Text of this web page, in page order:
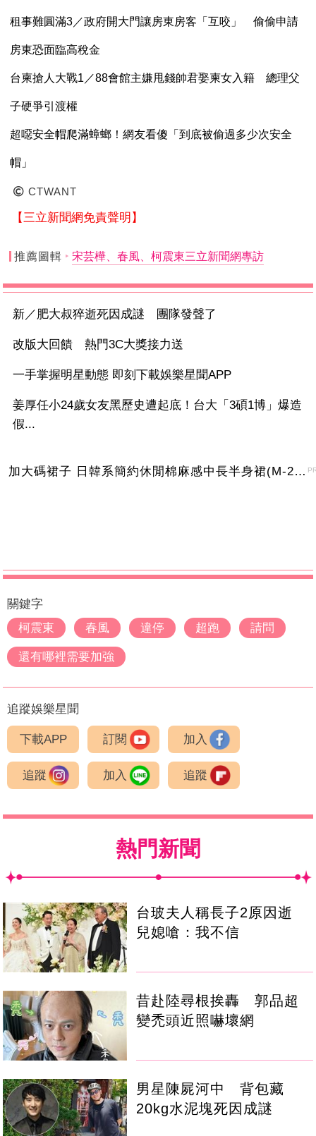
租事難圓滿3／政府開大門讓房東房客「互咬」 偷偷申請
房東恐面臨高稅金
台柬搶人大戰1／88會館主嫌甩錢帥君娶柬女入籍 總理父
子硬爭引渡權
超噁安全帽爬滿蟑螂！網友看傻「到底被偷過多少次安全
帽」
CTWANT
【三立新聞網免責聲明】
推薦圖輯 宋芸樺、春風、柯震東三立新聞網專訪
新／肥大叔猝逝死因成謎 團隊發聲了
改版大回饋 熱門3C大獎接力送
一手掌握明星動態 即刻下載娛樂星聞APP
姜厚任小24歲女友黑歷史遭起底！台大「3碩1博」爆造
假...
加大碼裙子 日韓系簡約休閒棉麻感中長半身裙(M-2XL)【XMS54038】＊艾美時尚(現+預)
關鍵字
柯震東
春風 違停 超跑 請問
還有哪裡需要加強
追蹤娛樂星聞
下載APP 訂閱 加入
追蹤 加入 追蹤
熱門新聞
台玻夫人稱長子2原因逝
兒媳嗆：我不信
昔赴陸尋根挨轟 郭品超
變禿頭近照嚇壞網
男星陳屍河中 背包藏
20kg水泥塊死因成謎